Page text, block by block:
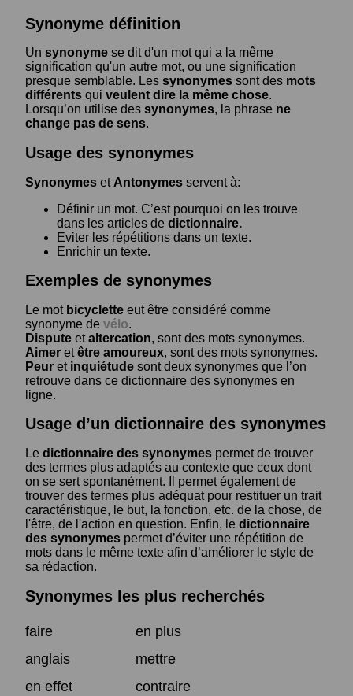
Synonyme définition
Un synonyme se dit d'un mot qui a la même
signification qu'un autre mot, ou une signification
presque semblable. Les synonymes sont des mots
différents qui veulent dire la même chose.
Lorsqu’on utilise des synonymes, la phrase ne
change pas de sens.
Usage des synonymes
Synonymes et Antonymes servent à:
Définir un mot. C’est pourquoi on les trouve
dans les articles de dictionnaire.
Eviter les répétitions dans un texte.
Enrichir un texte.
Exemples de synonymes
Le mot bicyclette eut être considéré comme
synonyme de vélo.
Dispute etaltercation, sont des mots synonymes.
Aimer etêtre amoureux, sont des mots synonymes.
Peur et inquiétude sont deux synonymes que l’on
retrouve dans ce dictionnaire des synonymes en
ligne.
Usage d’un dictionnaire des synonymes
Le dictionnaire des synonymes permet de trouver
des termes plus adaptés au contexte que ceux dont
on se sert spontanément. Il permet également de
trouver des termes plus adéquat pour restituer un trait
caractéristique, le but, la fonction, etc. de la chose, de
l'être, de l'action en question. Enfin, le dictionnaire
des synonymes permet d’éviter une répétition de
mots dans le même texte afin d’améliorer le style de
sa rédaction.
Synonymes les plus recherchés
faire
en plus
anglais
mettre
en effet
contraire